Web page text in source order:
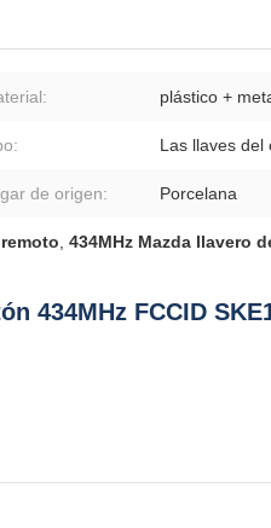
plástico +
Las llaves del
de origen: Porcelana
, 434MHz Mazda llavero
434MHz FCCID